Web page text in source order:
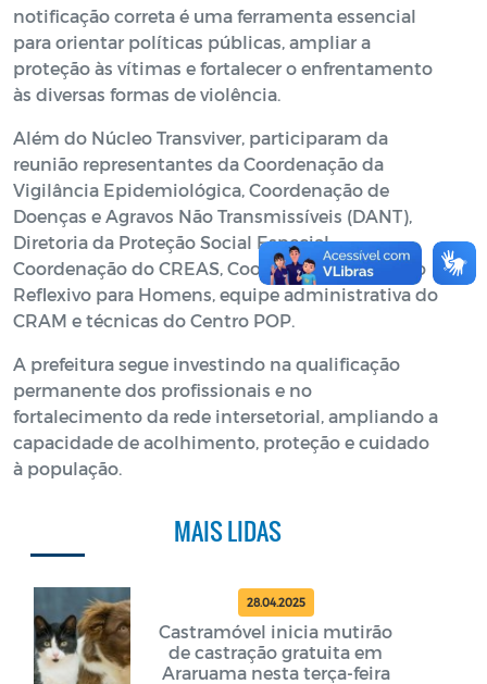
notificação correta é uma ferramenta essencial
para orientar políticas públicas, ampliar a
proteção às vítimas e fortalecer o enfrentamento
às diversas formas de violência.
Além do Núcleo Transviver, participaram da
reunião representantes da Coordenação da
Vigilância Epidemiológica, Coordenação de
Doenças e Agravos Não Transmissíveis (DANT),
Diretoria da Proteção Social Especial,
Coordenação do CREAS, Coordenação do Grupo
Reflexivo para Homens, equipe administrativa do
CRAM e técnicas do Centro POP.
A prefeitura segue investindo na qualificação
permanente dos profissionais e no
fortalecimento da rede intersetorial, ampliando a
capacidade de acolhimento, proteção e cuidado
à população.
MAIS LIDAS
28.04.2025
Castramóvel inicia mutirão
de castração gratuita em
Araruama nesta terça-feira